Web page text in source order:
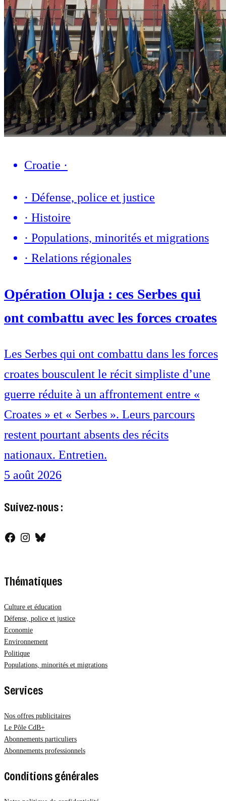
Croatie ·
· Défense, police et justice
· Histoire
· Populations, minorités et migrations
· Relations régionales
Opération Oluja : ces Serbes qui
ont combattu avec les forces croates
Les Serbes qui ont combattu dans les forces
croates bousculent le récit simpliste d’une
guerre réduite à un affrontement entre «
Croates » et « Serbes ». Leurs parcours
restent pourtant absents des récits
nationaux. Entretien.
5 août 2026
Suivez-nous :
Facebook
Instagram
Bluesky
Thématiques
Culture et éducation
Défense, police et justice
Economie
Environnement
Politique
Populations, minorités et migrations
Services
Nos offres publicitaires
Le Pôle CdB+
Abonnements particuliers
Abonnements professionnels
Conditions générales